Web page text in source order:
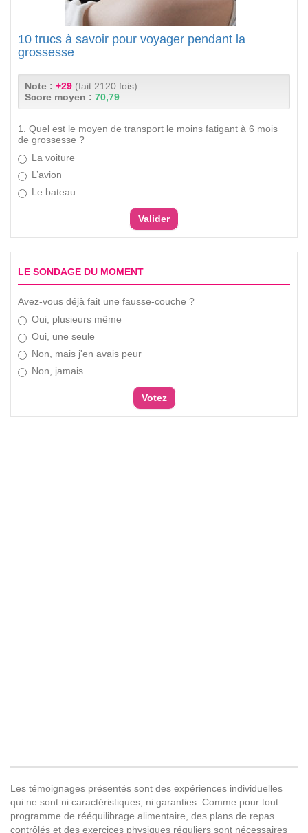
10 trucs à savoir pour voyager pendant la
grossesse
Note : +29 (fait 2120 fois)
Score moyen : 70,79
1. Quel est le moyen de transport le moins fatigant à 6 mois
de grossesse ?
La voiture
L’avion
Le bateau
LE SONDAGE DU MOMENT
Avez-vous déjà fait une fausse-couche ?
Oui, plusieurs même
Oui, une seule
Non, mais j'en avais peur
Non, jamais
Les témoignages présentés sont des expériences individuelles
qui ne sont ni caractéristiques, ni garanties. Comme pour tout
programme de rééquilibrage alimentaire, des plans de repas
contrôlés et des exercices physiques réguliers sont nécessaires